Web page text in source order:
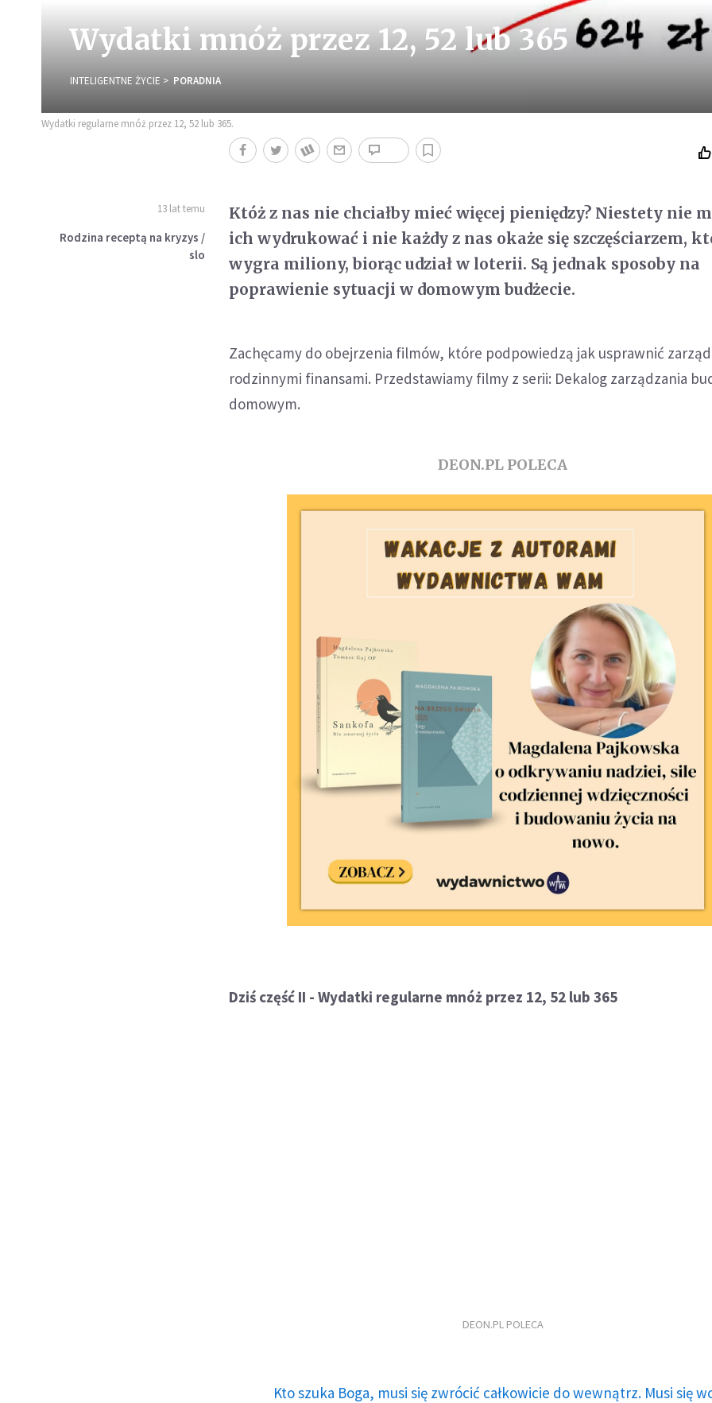
Wydatki mnóż przez 12, 52 lub 365
INTELIGENTNE ŻYCIE PORADNIA
Wydatki regularne mnóż przez 12, 52 lub 365.
13 lat temu
Rodzina receptą na kryzys /
slo
Któż z nas nie chciałby mieć więcej pieniędzy? Niestety nie
ich wydrukować i nie każdy z nas okaże się szczęściarzem,
wygra miliony, biorąc udział w loterii. Są jednak sposoby na
poprawienie sytuacji w domowym budżecie.
Zachęcamy do obejrzenia filmów, które podpowiedzą jak usprawnić
rodzinnymi finansami. Przedstawiamy filmy z serii: Dekalog zarządzania
domowym.
DEON.PL POLECA
Dziś część II - Wydatki regularne mnóż przez 12, 52 lub 365
DEON.PL POLECA
Kto szuka Boga, musi się zwrócić całkowicie do wewnątrz. Musi się